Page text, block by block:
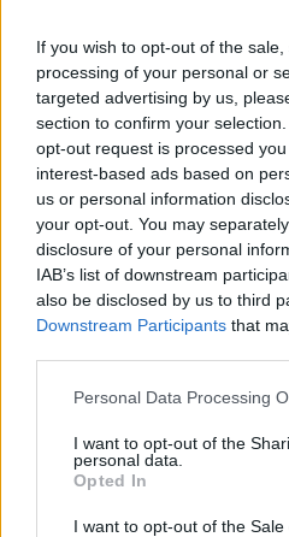
If you wish to opt-out of the
processing of your personal or
targeted advertising by us,
section to confirm your
opt-out request is processed
interest-based ads based on
us or personal information
your opt-out. You may
disclosure of your personal
IAB’s list of downstream
also be disclosed by us to third
Downstream Participants that
Please note that this website/
not limited to your visit or usage
grant or deny consent to
use your data for below
consent section.
Personal Data Processing
I want to opt-out of the
personal data.
Opted In
I want to opt-out of the Sale
historische
Afgestudeerd aan
behoudt ze een